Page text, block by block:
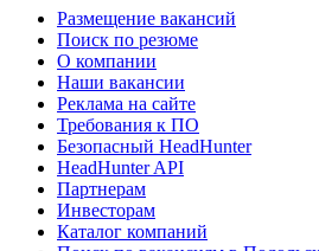
Размещение вакансий
Поиск по резюме
О компании
Наши вакансии
Реклама на сайте
Требования к ПО
Безопасный HeadHunter
HeadHunter API
Партнерам
Инвесторам
Каталог компаний